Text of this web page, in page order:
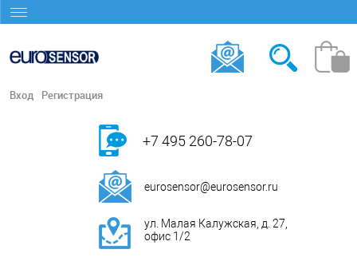
Вход Регистрация
+7 495 260-78-07
eurosensor@eurosensor.ru
ул. Малая Калужская, д. 27,
офис 1/2